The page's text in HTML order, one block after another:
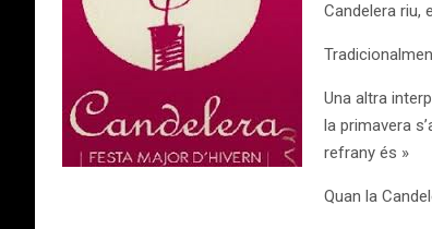
Candelera riu,
Una altra
la primavera
refrany és »
Quan la